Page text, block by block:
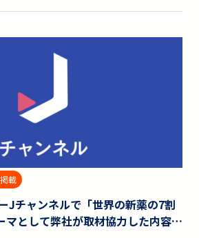
載
Jチャンネルで「世界の新薬の7割
マとして弊社が取材協力した内容が